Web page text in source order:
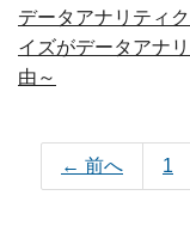
データアナリティ
イズがデータアナ
由～
← 前へ 1